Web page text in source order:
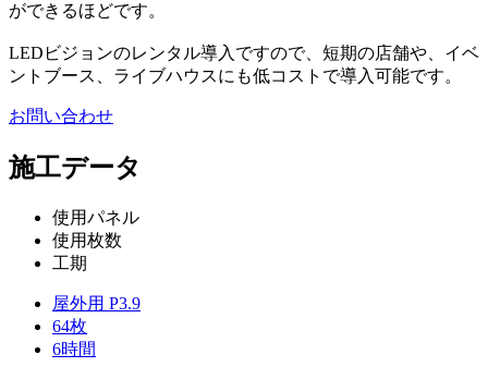
ができるほどです。
LEDビジョンのレンタル導入ですので、短期の店舗や、イベ
ントブース、ライブハウスにも低コストで導入可能です。
お問い合わせ
施工データ
使用パネル
使用枚数
工期
屋外用 P3.9
64枚
6時間